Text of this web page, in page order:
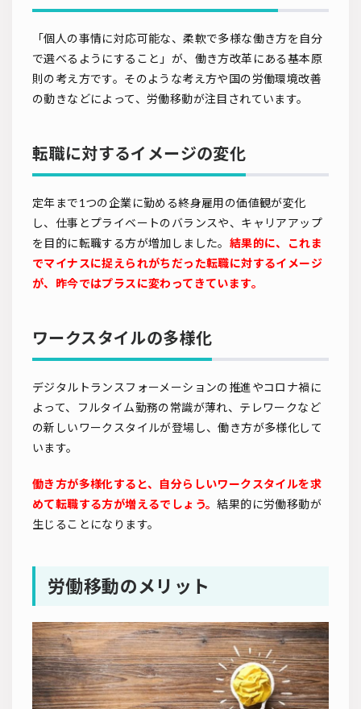
「個人の事情に対応可能な、柔軟で多様な働き方を自分
で選べるようにすること」が、働き方改革にある基本原
則の考え方です。そのような考え方や国の労働環境改善
の動きなどによって、労働移動が注目されています。
転職に対するイメージの変化
定年まで1つの企業に勤める終身雇用の価値観が変化
し、仕事とプライベートのバランスや、キャリアアップ
を目的に転職する方が増加しました。 結果的に、これま
でマイナスに捉えられがちだった転職に対するイメージ
が、昨今ではプラスに変わってきています。
ワークスタイルの多様化
デジタルトランスフォーメーションの推進やコロナ禍に
よって、フルタイム勤務の常識が薄れ、テレワークなど
の新しいワークスタイルが登場し、働き方が多様化して
います。
働き方が多様化すると、自分らしいワークスタイルを求
めて転職する方が増えるでしょう。結果的に労働移動が
生じることになります。
労働移動のメリット